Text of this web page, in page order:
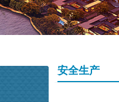
安全生产